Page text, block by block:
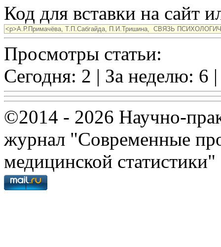
Код для вставки на сайт
Просмотры статьи:
Сегодня: 2 | За неделю: 6
©2014 - 2026 Научно-
журнал "Современные
медицинской статистики"